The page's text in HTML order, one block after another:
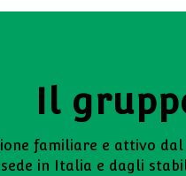
Il
familiare e attivo
in Italia e dagli